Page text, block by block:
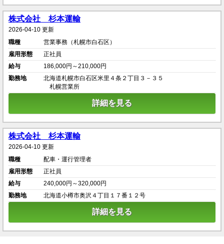
株式会社 杉本運輸
2026-04-10 更新
職種
営業事務（札幌市白石区）
雇用形態
正社員
給与
186,000円～210,000円
勤務地
北海道札幌市白石区米里４条２丁目３－３５
札幌営業所
詳細を見る
株式会社 杉本運輸
2026-04-10 更新
職種
配車・運行管理者
雇用形態
正社員
給与
240,000円～320,000円
勤務地
北海道小樽市奥沢４丁目１７番１２号
詳細を見る